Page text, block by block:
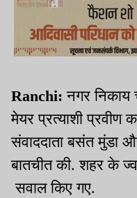
Ranchi: नगर निकाय
मेयर प्रत्याशी प्रवीण
संवाददाता बसंत मुंडा
बातचीत की. शहर के
सवाल किए गए.